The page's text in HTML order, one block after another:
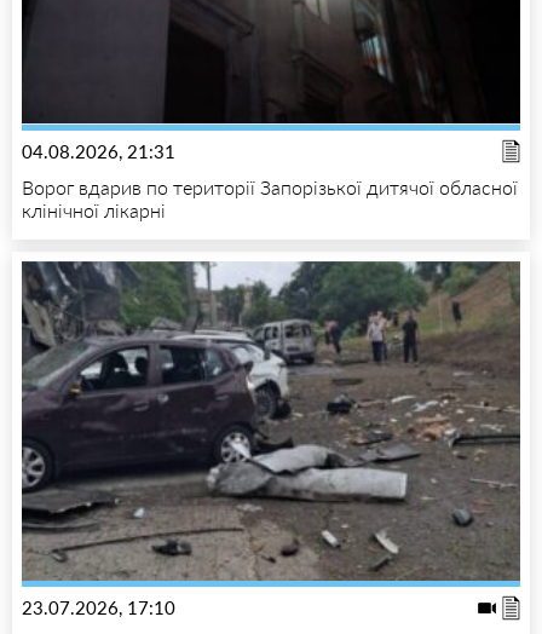
04.08.2026, 21:31
Ворог вдарив по території Запорізької дитячої обласної
клінічної лікарні
23.07.2026, 17:10